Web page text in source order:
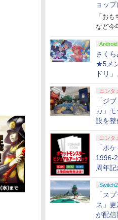
ョッ
「お
など今
Android
さく
★5メ
ドリ
ロす
タート
エンタ
「ジ
カ」
設を整
開
エンタ
「ポ
1996-
周年記
ブッ
Switch2
「ス
ス」更
が配信